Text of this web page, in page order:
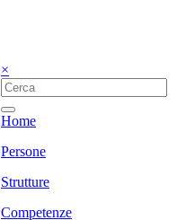
×
Home
Persone
Strutture
Competenze